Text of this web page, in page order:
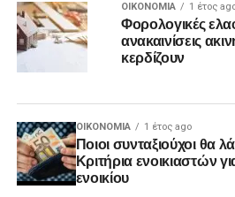
ΟΙΚΟΝΟΜΊΑ 1 έτος
Φορολογικές
ανακαινίσεις
κερδίζουν
ΟΙΚΟΝΟΜΊΑ 1 έτος ago
Ποιοι συνταξιούχοι θα
Κριτήρια ενοικιαστών
ενοικίου